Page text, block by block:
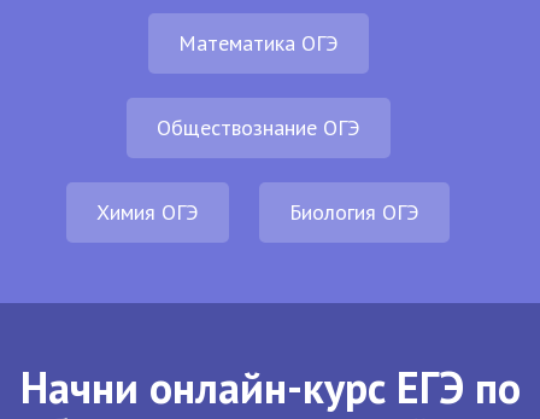
Математика ОГЭ
Обществознание ОГЭ
Химия ОГЭ Биология ОГЭ
Начни онлайн-курс ЕГЭ по